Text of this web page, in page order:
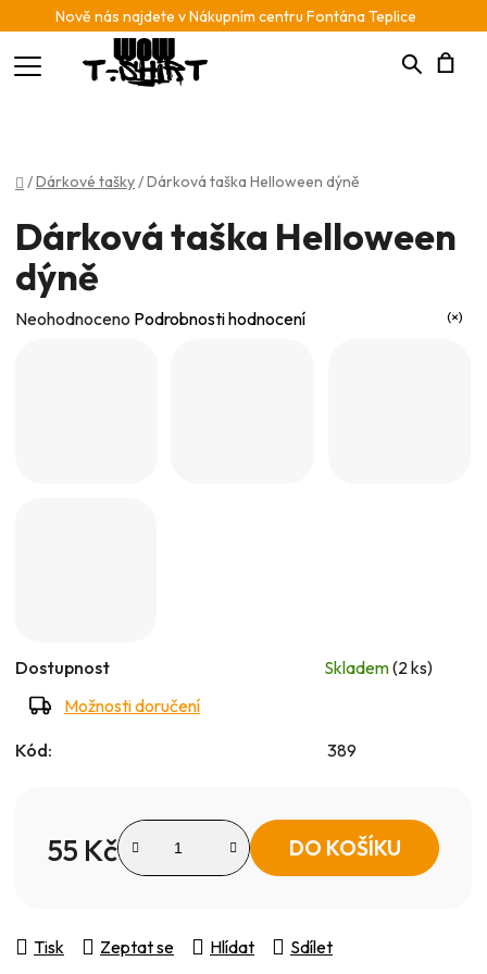
Nově nás najdete v Nákupním centru Fontána Teplice
Hledat
Domů
/Dárkové tašky/Dárková taška Helloween dýně
Dostupnost Skladem(2 ks)
Možnosti doručení
Kód: 389
55 Kč
Měrná cena:
DO KOŠÍKU
Tisk Zeptat se Hlídat Sdílet
Dárková taška Helloween
dýně
Průměrné
Neohodnoceno Podrobnosti hodnocení